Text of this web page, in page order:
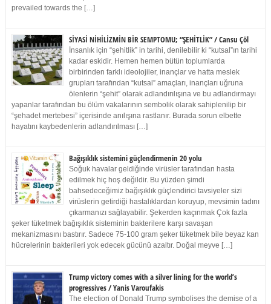
prevailed towards the […]
SİYASİ NİHİLİZMİN BİR SEMPTOMU; “ŞEHİTLİK” / Cansu Çöl
İnsanlık için “şehitlik” in tarihi, denilebilir ki “kutsal”ın tarihi
kadar eskidir. Hemen hemen bütün toplumlarda
birbirinden farklı ideolojiler, inançlar ve hatta meslek
grupları tarafından “kutsal” amaçları, inançları uğruna
ölenlerin “şehit” olarak adlandırılışına ve bu adlandırmayı
yapanlar tarafından bu ölüm vakalarının sembolik olarak sahiplenilip bir
“şehadet mertebesi” içerisinde anılışına rastlanır. Burada sorun elbette
hayatını kaybedenlerin adlandırılması […]
Bağışıklık sistemini güçlendirmenin 20 yolu
Soğuk havalar geldiğinde virüsler tarafından hasta
edilmek hiç hoş değildir. Bu yüzden şimdi
bahsedeceğimiz bağışıklık güçlendirici tavsiyeler sizi
virüslerin getirdiği hastalıklardan koruyup, mevsimin tadını
çıkarmanızı sağlayabilir. Şekerden kaçınmak Çok fazla
şeker tüketmek bağışıklık sisteminin bakterilere karşı savaşan
mekanizmasını bastırır. Sadece 75-100 gram şeker tüketmek bile beyaz kan
hücrelerinin bakterileri yok edecek gücünü azaltır. Doğal meyve […]
Trump victory comes with a silver lining for the world’s
progressives / Yanis Varoufakis
The election of Donald Trump symbolises the demise of a